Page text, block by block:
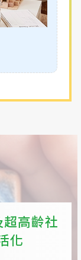
超高齡社
化